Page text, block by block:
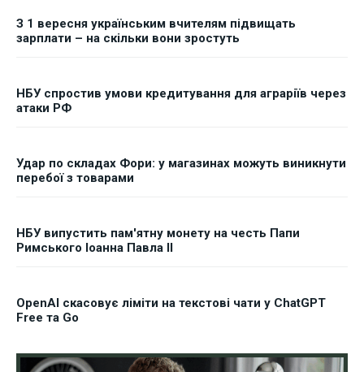
З 1 вересня українським вчителям підвищать
зарплати – на скільки вони зростуть
НБУ спростив умови кредитування для аграріїв через
атаки РФ
Удар по складах Фори: у магазинах можуть виникнути
перебої з товарами
НБУ випустить пам'ятну монету на честь Папи
Римського Іоанна Павла II
OpenAI скасовує ліміти на текстові чати у ChatGPT
Free та Go